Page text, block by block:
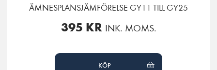
ÄMNESPLANSJÄMFÖRELSE GY11 TILL GY25
395 KR INK. MOMS.
KÖP